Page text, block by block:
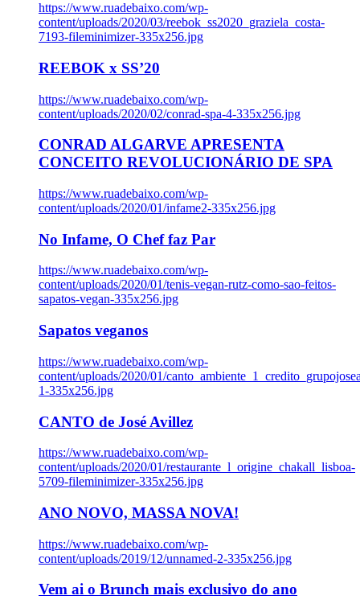
https://www.ruadebaixo.com/wp-
content/uploads/2020/03/reebok_ss2020_graziela_costa-
7193-fileminimizer-335x256.jpg
REEBOK x SS’20
https://www.ruadebaixo.com/wp-
content/uploads/2020/02/conrad-spa-4-335x256.jpg
CONRAD ALGARVE APRESENTA
CONCEITO REVOLUCIONÁRIO DE SPA
https://www.ruadebaixo.com/wp-
content/uploads/2020/01/infame2-335x256.jpg
No Infame, O Chef faz Par
https://www.ruadebaixo.com/wp-
content/uploads/2020/01/tenis-vegan-rutz-como-sao-feitos-
sapatos-vegan-335x256.jpg
Sapatos veganos
https://www.ruadebaixo.com/wp-
content/uploads/2020/01/
1-335x256.jpg
CANTO de José Avillez
https://www.ruadebaixo.com/wp-
content/uploads/2020/01/restaurante_l_origine_chakall_lisboa-
5709-fileminimizer-335x256.jpg
ANO NOVO, MASSA NOVA!
https://www.ruadebaixo.com/wp-
content/uploads/2019/12/unnamed-2-335x256.jpg
Vem ai o Brunch mais exclusivo do ano